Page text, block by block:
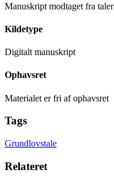
Manuskript modtaget fra taler
Kildetype
Digitalt manuskript
Ophavsret
Materialet er fri af ophavsret
Tags
Grundlovstale
Relateret